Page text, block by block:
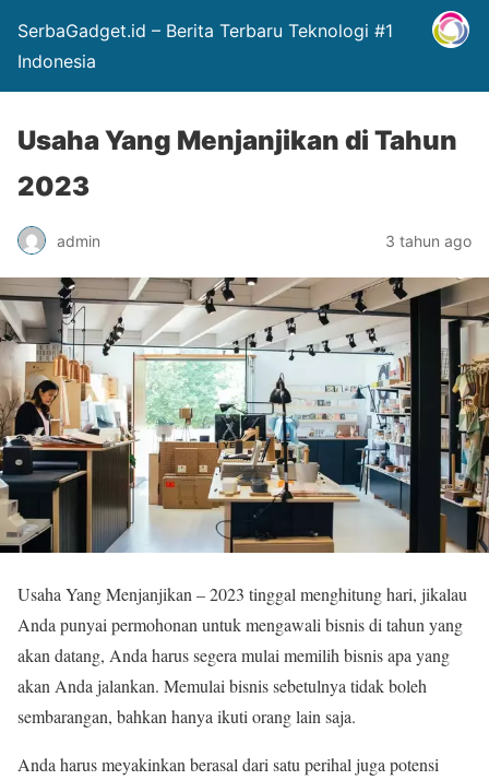
SerbaGadget.id – Berita Terbaru Teknologi #1
Indonesia
Usaha Yang Menjanjikan di Tahun
2023
admin 3 tahun ago
Usaha Yang Menjanjikan – 2023 tinggal menghitung hari, jikalau
Anda punyai permohonan untuk mengawali bisnis di tahun yang
akan datang, Anda harus segera mulai memilih bisnis apa yang
akan Anda jalankan. Memulai bisnis sebetulnya tidak boleh
sembarangan, bahkan hanya ikuti orang lain saja.
Anda harus meyakinkan berasal dari satu perihal juga potensi